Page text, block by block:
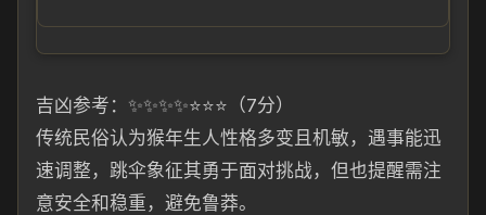
吉凶参考：✨✨✨✨⭐⭐⭐（7分）
传统民俗认为猴年生人性格多变且机敏，遇事能迅
速调整，跳伞象征其勇于面对挑战，但也提醒需注
意安全和稳重，避免鲁莽。